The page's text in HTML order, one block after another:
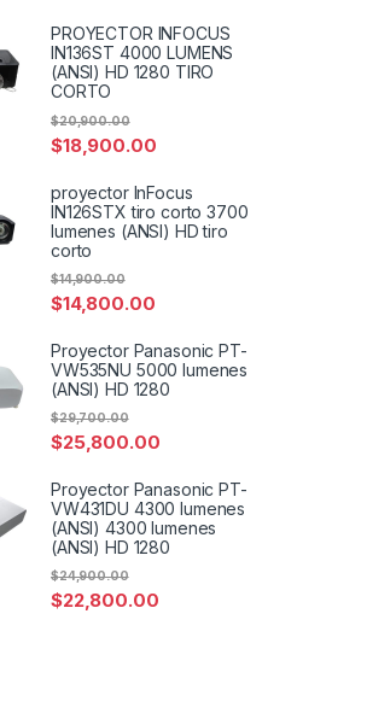
PROYECTOR INFOCUS
IN136ST 4000 LUMENS
(ANSI) HD 1280 TIRO
CORTO
$18,900.00
$20,900.00
proyector InFocus
IN126STX tiro corto 3700
lumenes (ANSI) HD tiro
corto
$14,800.00
$14,900.00
Proyector Panasonic PT-
VW535NU 5000 lumenes
(ANSI) HD 1280
$25,800.00
$29,700.00
Proyector Panasonic PT-
VW431DU 4300 lumenes
(ANSI) 4300 lumenes
(ANSI) HD 1280
$22,800.00
$24,900.00